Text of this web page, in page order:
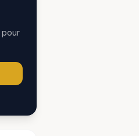
pour